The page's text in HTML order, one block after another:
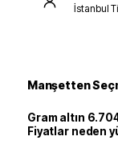
İstanbul
Manşetten
Gram altın
Fiyatlar neden